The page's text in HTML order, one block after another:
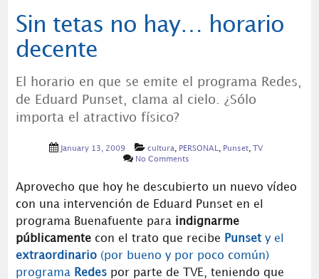
Sin tetas no hay… horario
decente
El horario en que se emite el programa Redes,
de Eduard Punset, clama al cielo. ¿Sólo
importa el atractivo físico?
January 13, 2009 cultura, PERSONAL, Punset,
TV
No Comments
Aprovecho que hoy he descubierto un nuevo vídeo
con una intervención de Eduard Punset en el
programa Buenafuente para indignarme
públicamentecon el trato que recibe Punsety el
extraordinario(por bueno y por poco común)
programa Redespor parte de TVE, teniendo que